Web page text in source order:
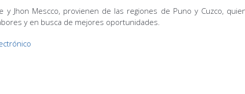
y Jhon Mescco, provienen de las regiones de Puno y Cuzco,
y en busca de mejores oportunidades.